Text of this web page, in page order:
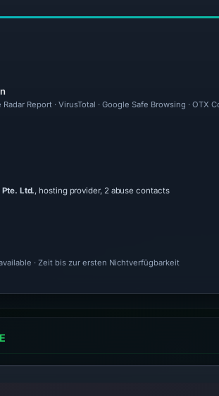
Radar Report · VirusTotal · Google Safe Browsing ·
Ltd., hosting provider, 2 abuse contacts
· Zeit bis zur ersten Nichtverfügbarkeit